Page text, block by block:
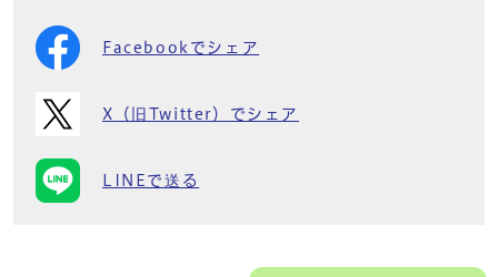
Facebookでシェア
X（旧Twitter）でシェア
LINEで送る